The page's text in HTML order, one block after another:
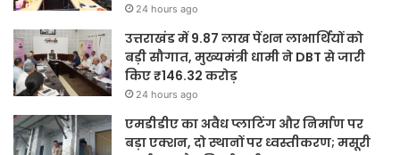
24 hours ago
उत्तराखंड में 9.87 लाख पेंशन लाभार्थियों को
बड़ी सौगात, मुख्यमंत्री धामी ने DBT से जारी
किए ₹146.32 करोड़
24 hours ago
एमडीडीए का अवैध प्लाटिंग और निर्माण पर
बड़ा एक्शन, दो स्थानों पर ध्वस्तीकरण; मसूरी